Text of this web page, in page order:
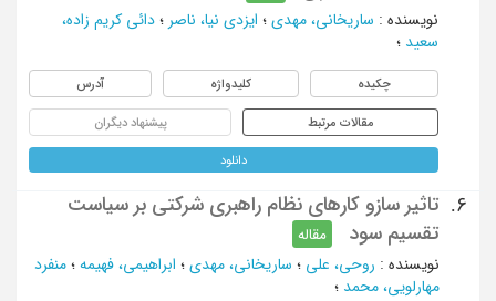
نویسنده : ساریخانی، مهدی ؛ ایزدی نیا، ناصر ؛ دائی کریم زاده،
سعید ؛
چکیده کلیدواژه آدرس
مقالات مرتبط پیشنهاد دیگران
دانلود
6.
تاثیر سازو کارهای نظام راهبری شرکتی بر سیاست
تقسیم سود
مقاله
نویسنده : روحی، علی ؛ ساریخانی، مهدی ؛ ابراهیمی، فهیمه ؛ منفرد
مهارلویی، محمد ؛